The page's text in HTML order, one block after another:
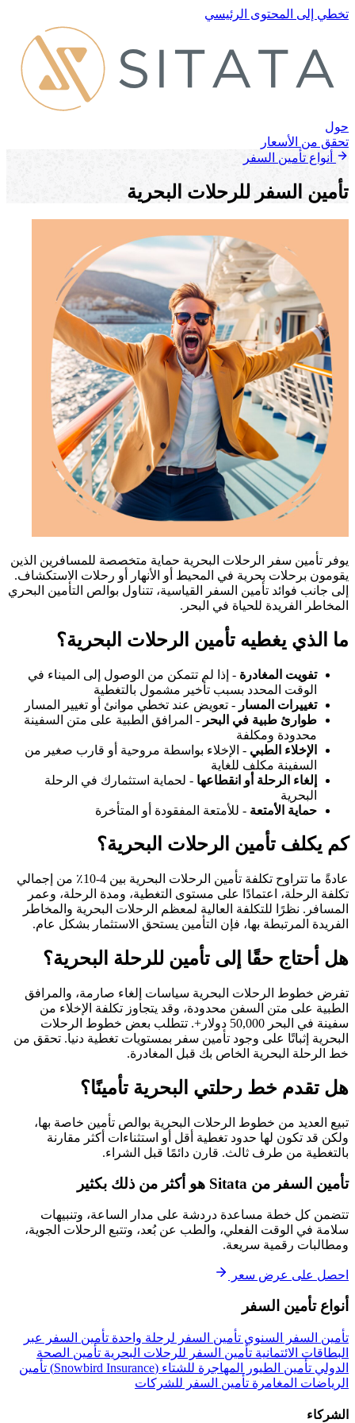
تخطي إلى المحتوى الرئيسي
حول
تحقق من الأسعار
أنواع تأمين السفر
تأمين السفر للرحلات البحرية
يوفر تأمين سفر الرحلات البحرية حماية متخصصة للمسافرين الذين
يقومون برحلات بحرية في المحيط أو الأنهار أو رحلات الاستكشاف.
إلى جانب فوائد تأمين السفر القياسية، تتناول بوالص التأمين البحري
المخاطر الفريدة للحياة في البحر.
ما الذي يغطيه تأمين الرحلات البحرية؟
تفويت المغادرة - إذا لم تتمكن من الوصول إلى الميناء في
الوقت المحدد بسبب تأخير مشمول بالتغطية
تغييرات المسار - تعويض عند تخطي موانئ أو تغيير المسار
طوارئ طبية في البحر - المرافق الطبية على متن السفينة
محدودة ومكلفة
الإخلاء الطبي - الإخلاء بواسطة مروحية أو قارب صغير من
السفينة مكلف للغاية
إلغاء الرحلة أو انقطاعها - لحماية استثمارك في الرحلة
البحرية
حماية الأمتعة - للأمتعة المفقودة أو المتأخرة
كم يكلف تأمين الرحلات البحرية؟
عادةً ما تتراوح تكلفة تأمين الرحلات البحرية بين 4-10٪ من إجمالي
تكلفة الرحلة، اعتمادًا على مستوى التغطية، ومدة الرحلة، وعمر
المسافر. نظرًا للتكلفة العالية لمعظم الرحلات البحرية والمخاطر
الفريدة المرتبطة بها، فإن التأمين يستحق الاستثمار بشكل عام.
هل أحتاج حقًا إلى تأمين للرحلة البحرية؟
تفرض خطوط الرحلات البحرية سياسات إلغاء صارمة، والمرافق
الطبية على متن السفن محدودة، وقد يتجاوز تكلفة الإخلاء من
سفينة في البحر 50,000 دولار+. تتطلب بعض خطوط الرحلات
البحرية إثباتًا على وجود تأمين سفر بمستويات تغطية دنيا. تحقق من
خط الرحلة البحرية الخاص بك قبل المغادرة.
هل تقدم خط رحلتي البحرية تأمينًا؟
تبيع العديد من خطوط الرحلات البحرية بوالص تأمين خاصة بها،
ولكن قد تكون لها حدود تغطية أقل أو استثناءات أكثر مقارنة
بالتغطية من طرف ثالث. قارن دائمًا قبل الشراء.
تأمين السفر من Sitata هو أكثر من ذلك بكثير
تتضمن كل خطة مساعدة دردشة على مدار الساعة، وتنبيهات
سلامة في الوقت الفعلي، والطب عن بُعد، وتتبع الرحلات الجوية،
ومطالبات رقمية سريعة.
احصل على عرض سعر
أنواع تأمين السفر
تأمين السفر السنوي تأمين السفر لرحلة واحدة تأمين السفر عبر
البطاقات الائتمانية تأمين السفر للرحلات البحرية تأمين الصحة
الدولي تأمين الطيور المهاجرة للشتاء (Snowbird Insurance)
تأمين
الرياضات المغامرة تأمين السفر للشركات
الشركاء